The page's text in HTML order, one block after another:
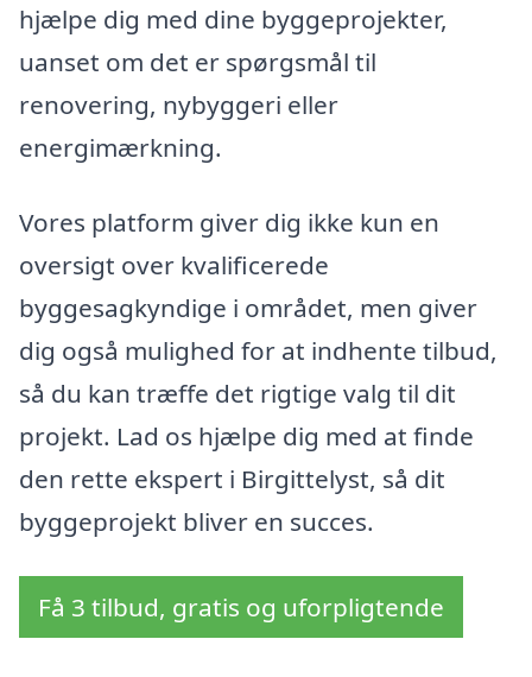
hjælpe dig med dine byggeprojekter,
uanset om det er spørgsmål til
renovering, nybyggeri eller
energimærkning.
Vores platform giver dig ikke kun en
oversigt over kvalificerede
byggesagkyndige i området, men giver
dig også mulighed for at indhente tilbud,
så du kan træffe det rigtige valg til dit
projekt. Lad os hjælpe dig med at finde
den rette ekspert i Birgittelyst, så dit
byggeprojekt bliver en succes.
Få 3 tilbud, gratis og uforpligtende